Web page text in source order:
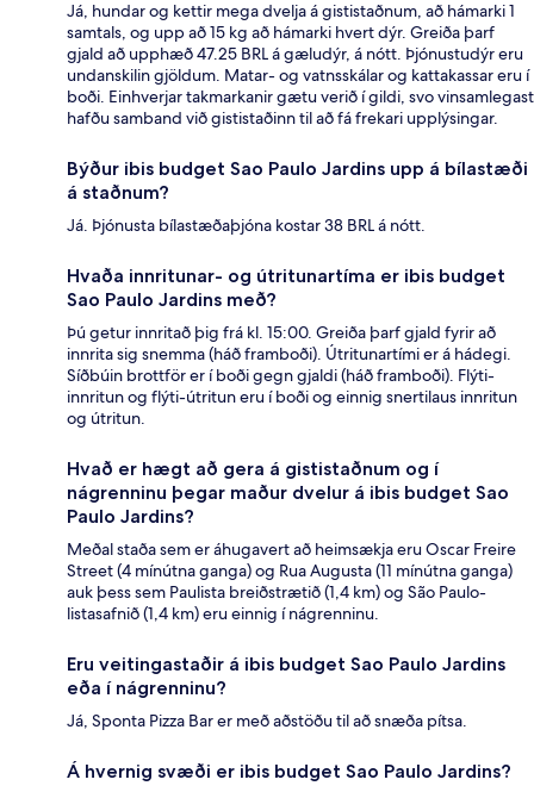
Já, hundar og kettir mega dvelja á gististaðnum, að hámarki 1
samtals, og upp að 15 kg að hámarki hvert dýr. Greiða þarf
gjald að upphæð 47.25 BRL á gæludýr, á nótt. Þjónustudýr eru
undanskilin gjöldum. Matar- og vatnsskálar og kattakassar eru í
boði. Einhverjar takmarkanir gætu verið í gildi, svo vinsamlegast
hafðu samband við gististaðinn til að fá frekari upplýsingar.
Býður ibis budget Sao Paulo Jardins upp á bílastæði
á staðnum?
Já. Þjónusta bílastæðaþjóna kostar 38 BRL á nótt.
Hvaða innritunar- og útritunartíma er ibis budget
Sao Paulo Jardins með?
Þú getur innritað þig frá kl. 15:00. Greiða þarf gjald fyrir að
innrita sig snemma (háð framboði). Útritunartími er á hádegi.
Síðbúin brottför er í boði gegn gjaldi (háð framboði). Flýti-
innritun og flýti-útritun eru í boði og einnig snertilaus innritun
og útritun.
Hvað er hægt að gera á gististaðnum og í
nágrenninu þegar maður dvelur á ibis budget Sao
Paulo Jardins?
Meðal staða sem er áhugavert að heimsækja eru Oscar Freire
Street (4 mínútna ganga) og Rua Augusta (11 mínútna ganga)
auk þess sem Paulista breiðstrætið (1,4 km) og São Paulo-
listasafnið (1,4 km) eru einnig í nágrenninu.
Eru veitingastaðir á ibis budget Sao Paulo Jardins
eða í nágrenninu?
Já, Sponta Pizza Bar er með aðstöðu til að snæða pítsa.
Á hvernig svæði er ibis budget Sao Paulo Jardins?